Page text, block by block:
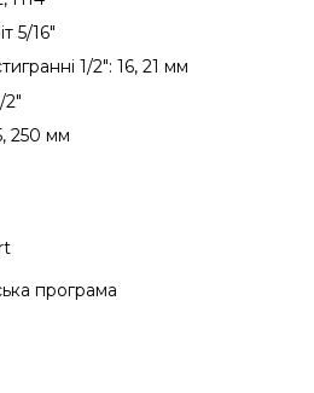
5/16"
1/2": 16, 21 мм
2"
250 мм
програма